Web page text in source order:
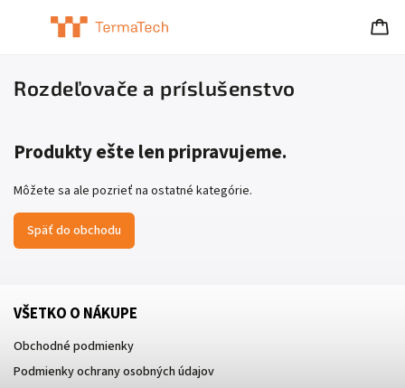
Rozdeľovače a príslušenstvo
Produkty ešte len pripravujeme.
Môžete sa ale pozrieť na ostatné kategórie.
Späť do obchodu
VŠETKO O NÁKUPE
Obchodné podmienky
Podmienky ochrany osobných údajov